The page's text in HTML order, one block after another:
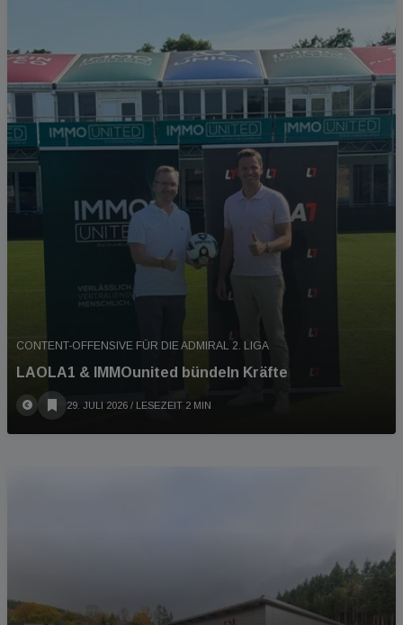
CONTENT-OFFENSIVE FÜR DIE ADMIRAL 2. LIGA
LAOLA1 & IMMOunited bündeln Kräfte
29. JULI 2026 / LESEZEIT 2 MIN